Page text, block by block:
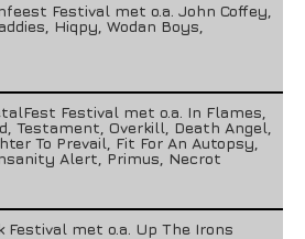
Festival met o.a. John Coffey,
Hiqpy, Wodan Boys,
Festival met o.a. In Flames,
Testament, Overkill, Death Angel,
To Prevail, Fit For An Autopsy,
Alert, Primus, Necrot
Festival met o.a. Up The Irons